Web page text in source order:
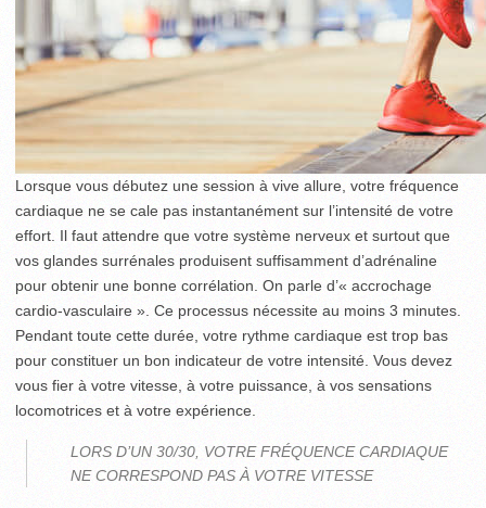
Lorsque vous débutez une session à vive allure, votre fréquence
cardiaque ne se cale pas instantanément sur l’intensité de votre
effort. Il faut attendre que votre système nerveux et surtout que
vos glandes surrénales produisent suffisamment d’adrénaline
pour obtenir une bonne corrélation. On parle d’« accrochage
cardio-vasculaire ». Ce processus nécessite au moins 3 minutes.
Pendant toute cette durée, votre rythme cardiaque est trop bas
pour constituer un bon indicateur de votre intensité. Vous devez
vous fier à votre vitesse, à votre puissance, à vos sensations
locomotrices et à votre expérience.
LORS D’UN 30/30, VOTRE FRÉQUENCE CARDIAQUE
NE CORRESPOND PAS À VOTRE VITESSE